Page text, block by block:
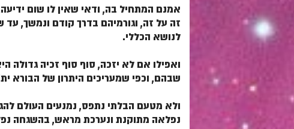
אמנם המתחיל בה, ודאי שאין לו שום
זה על זה, וגורמיהם בדרך קודם ונמשך,
לנושא הכללי.
ואפילו אם לא יזכה, סוף סוף זכיה
שבהם, וכפי שמעריכים היתרון של הבורא
ולא מטעם הבלתי נתפס, נמנעים העולם
נפלאה מתוקנת ונערכת מראש, בהשגחה